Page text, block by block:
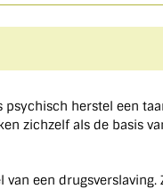
psychisch herstel een
zichzelf als de basis
een drugsverslaving.